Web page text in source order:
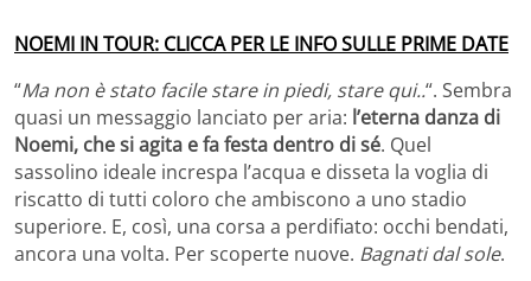
NOEMI IN TOUR: CLICCA PER LE INFO SULLE PRIME DATE
“Ma non è stato facile stare in piedi, stare qui..“. Sembra
quasi un messaggio lanciato per aria: l’eterna danza di
Noemi, che si agita e fa festa dentro di sé. Quel
sassolino ideale increspa l’acqua e disseta la voglia di
riscatto di tutti coloro che ambiscono a uno stadio
superiore. E, così, una corsa a perdifiato: occhi bendati,
ancora una volta. Per scoperte nuove. Bagnati dal sole.